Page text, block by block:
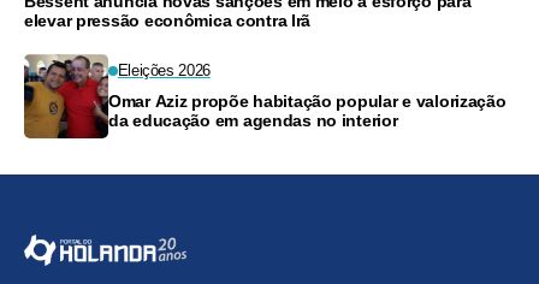
elevar pressão econômica contra Irã
Eleições 2026
Omar Aziz propõe habitação popular e valorização
da educação em agendas no interior